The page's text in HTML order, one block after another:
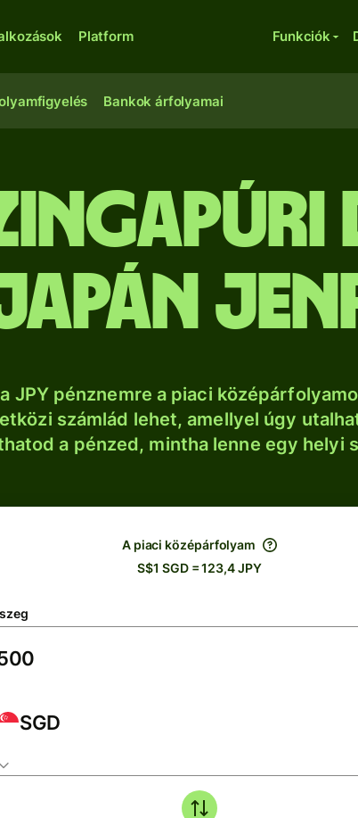
Platform Funkciók
Bankok árfolyamai
JPY pénznemre a piaci
számlád lehet, amellyel úgy
a pénzed, mintha lenne egy helyi
A piaci középárfolyam
S$1 SGD = 123,4 JPY
SGD